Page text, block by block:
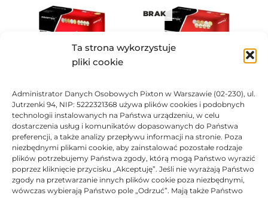
Ta strona wykorzystuje
pliki cookie
Administrator Danych Osobowych Pixton w Warszawie (02-230), ul.
Jutrzenki 94, NIP: 5222321368 używa plików cookies i podobnych
technologii instalowanych na Państwa urządzeniu, w celu
dostarczenia usług i komunikatów dopasowanych do Państwa
preferencji, a także analizy przepływu informacji na stronie. Poza
niezbędnymi plikami cookie, aby zainstalować pozostałe rodzaje
plików potrzebujemy Państwa zgody, którą mogą Państwo wyrazić
poprzez kliknięcie przycisku „Akceptuję”. Jeśli nie wyrażają Państwo
zgody na przetwarzanie innych plików cookie poza niezbędnymi,
wówczas wybierają Państwo pole „Odrzuć”. Mają także Państwo
Toner Asarto zamiennik do
HP 501A Q6470A
Oceniono0na 5
344,17zł
BRAK
Toner Asarto zamiennik do
HP 501A Q6470A
229,44zł